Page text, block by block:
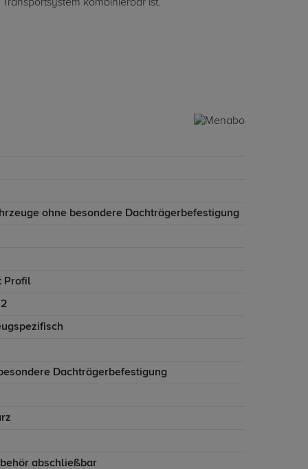
kombinierbar ist.
ohne besondere Dachträgerbefestigung
Profil
Dachträgerbefestigung
abschließbar